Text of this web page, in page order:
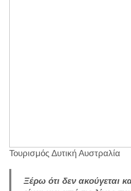
Τουρισμός Δυτική Αυστραλία
Ξέρω ότι δεν ακούγεται